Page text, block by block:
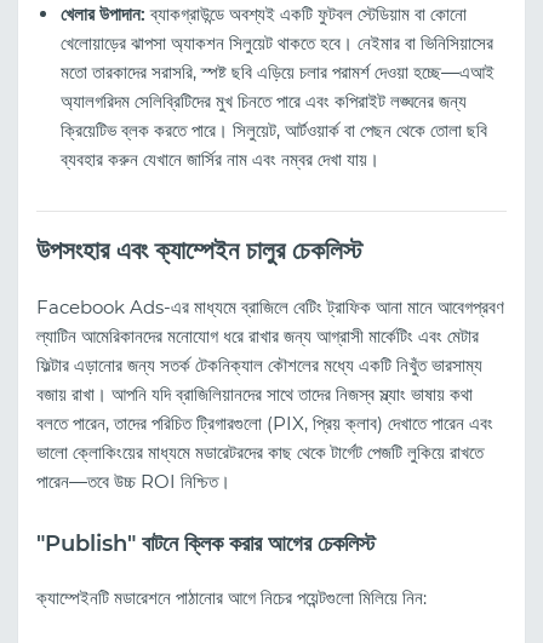
খেলার উপাদান: ব্যাকগ্রাউন্ডে অবশ্যই একটি ফুটবল স্টেডিয়াম বা কোনো
খেলোয়াড়ের ঝাপসা অ্যাকশন সিলুয়েট থাকতে হবে। নেইমার বা ভিনিসিয়াসের
মতো তারকাদের সরাসরি, স্পষ্ট ছবি এড়িয়ে চলার পরামর্শ দেওয়া হচ্ছে—এআই
অ্যালগরিদম সেলিব্রিটিদের মুখ চিনতে পারে এবং কপিরাইট লঙ্ঘনের জন্য
ক্রিয়েটিভ ব্লক করতে পারে। সিলুয়েট, আর্টওয়ার্ক বা পেছন থেকে তোলা ছবি
ব্যবহার করুন যেখানে জার্সির নাম এবং নম্বর দেখা যায়।
উপসংহার এবং ক্যাম্পেইন চালুর চেকলিস্ট
Facebook Ads-এর মাধ্যমে ব্রাজিলে বেটিং ট্রাফিক আনা মানে আবেগপ্রবণ
ল্যাটিন আমেরিকানদের মনোযোগ ধরে রাখার জন্য আগ্রাসী মার্কেটিং এবং মেটার
ফিল্টার এড়ানোর জন্য সতর্ক টেকনিক্যাল কৌশলের মধ্যে একটি নিখুঁত ভারসাম্য
বজায় রাখা। আপনি যদি ব্রাজিলিয়ানদের সাথে তাদের নিজস্ব স্ল্যাং ভাষায় কথা
বলতে পারেন, তাদের পরিচিত ট্রিগারগুলো (PIX, প্রিয় ক্লাব) দেখাতে পারেন এবং
ভালো ক্লোকিংয়ের মাধ্যমে মডারেটরদের কাছ থেকে টার্গেট পেজটি লুকিয়ে রাখতে
পারেন—তবে উচ্চ ROI নিশ্চিত।
"Publish" বাটনে ক্লিক করার আগের চেকলিস্ট
ক্যাম্পেইনটি মডারেশনে পাঠানোর আগে নিচের পয়েন্টগুলো মিলিয়ে নিন: